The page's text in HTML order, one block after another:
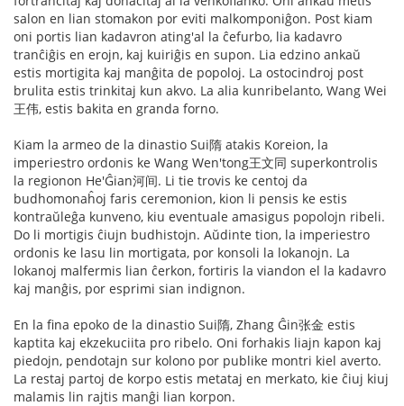
salon en lian stomakon por eviti malkomponiĝon. Post kiam
oni portis lian kadavron ating'al la ĉefurbo, lia kadavro
tranĉiĝis en erojn, kaj kuiriĝis en supon. Lia edzino ankaŭ
estis mortigita kaj manĝita de popoloj. La ostocindroj post
brulita estis trinkitaj kun akvo. La alia kunribelanto, Wang Wei
王伟, estis bakita en granda forno.
Kiam la armeo de la dinastio Sui隋 atakis Koreion, la
imperiestro ordonis ke Wang Wen'tong王文同 superkontrolis
la regionon He'Ĝian河间. Li tie trovis ke centoj da
budhomonaĥoj faris ceremonion, kion li pensis ke estis
kontraŭleĝa kunveno, kiu eventuale amasigus popolojn ribeli.
Do li mortigis ĉiujn budhistojn. Aŭdinte tion, la imperiestro
ordonis ke lasu lin mortigata, por konsoli la lokanojn. La
lokanoj malfermis lian ĉerkon, fortiris la viandon el la kadavro
kaj manĝis, por esprimi sian indignon.
En la fina epoko de la dinastio Sui隋, Zhang Ĝin张金 estis
kaptita kaj ekzekuciita pro ribelo. Oni forhakis liajn kapon kaj
piedojn, pendotajn sur kolono por publike montri kiel averto.
La restaj partoj de korpo estis metataj en merkato, kie ĉiuj kiuj
malamis lin rajtis manĝi lian korpon.